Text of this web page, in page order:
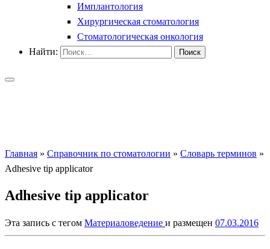
Имплантология
Хирургическая стоматология
Стоматологическая онкология
Найти:
Главная » Справочник по стоматологии » Словарь терминов »
Adhesive tip applicator
Adhesive tip applicator
Эта запись с тегом Материаловедение и размещен 07.03.2016